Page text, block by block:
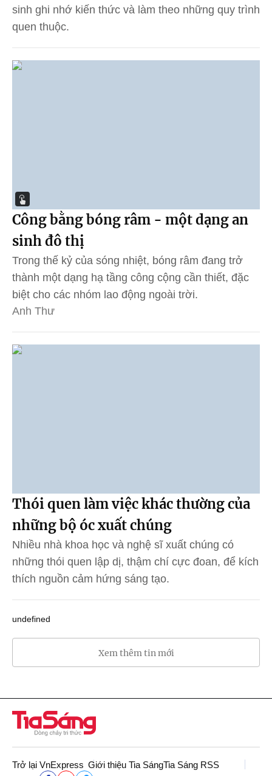
sinh ghi nhớ kiến thức và làm theo những quy trình
quen thuộc.
Công bằng bóng râm - một dạng an
sinh đô thị
Trong thế kỷ của sóng nhiệt, bóng râm đang trở
thành một dạng hạ tầng công cộng cần thiết, đặc
biệt cho các nhóm lao động ngoài trời.
Anh Thư
Thói quen làm việc khác thường của
những bộ óc xuất chúng
Nhiều nhà khoa học và nghệ sĩ xuất chúng có
những thói quen lập dị, thậm chí cực đoan, để kích
thích nguồn cảm hứng sáng tạo.
undefined
Xem thêm tin mới
Trở lại VnExpress Giới thiệu Tia SángTia Sáng RSS